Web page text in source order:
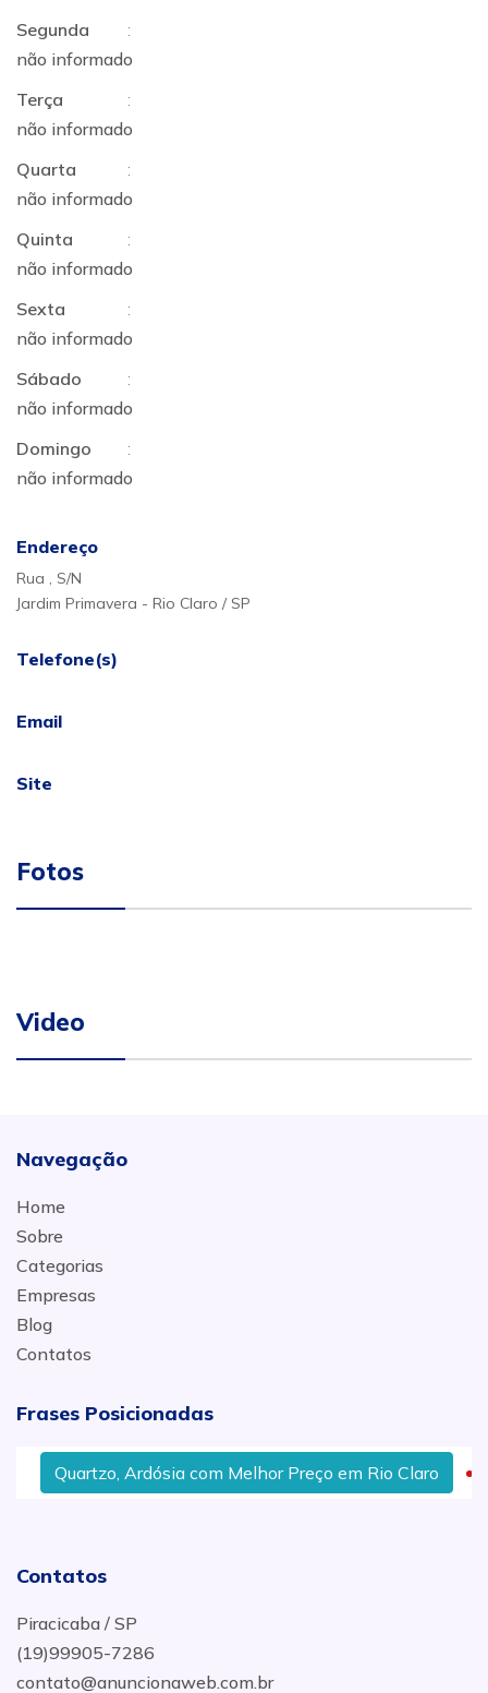
Segunda
:
não informado
Terça
:
não informado
Quarta
:
não informado
Quinta
:
não informado
Sexta
:
não informado
Sábado
:
não informado
Domingo
:
não informado
Endereço
Rua , S/N
Jardim Primavera - Rio Claro / SP
Telefone(s)
Email
Site
Fotos
Video
Navegação
Home
Sobre
Categorias
Empresas
Blog
Contatos
Frases Posicionadas
Quartzo, Ardósia com Melhor Preço em Rio Claro
Contatos
Piracicaba / SP
(19)99905-7286
contato@anuncionaweb.com.br